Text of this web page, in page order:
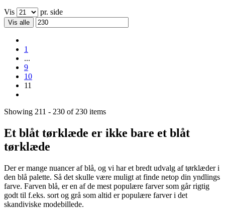
Vis
pr. side
Vis alle
1
...
9
10
11
Showing 211 - 230 of 230 items
Et blåt tørklæde er ikke bare et blåt
tørklæde
Der er mange nuancer af blå, og vi har et bredt udvalg af tørklæder i
den blå palette. Så det skulle være muligt at finde netop din yndlings
farve. Farven blå, er en af de mest populære farver som går rigtig
godt til f.eks. sort og grå som altid er populære farver i det
skandiviske modebillede.